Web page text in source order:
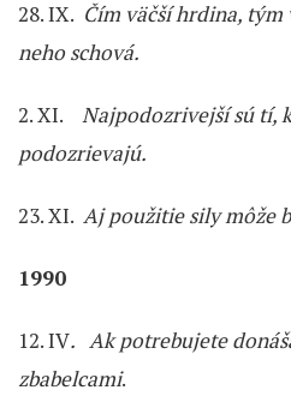
28. IX. Čím väčší hrdina, tým
neho schová.
2. XI. Najpodozrivejší sú tí,
podozrievajú.
23. XI. Aj použitie sily môže
1990
12. IV. Ak potrebujete
zbabelcami.